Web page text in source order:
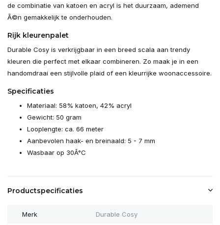
de combinatie van katoen en acryl is het duurzaam, ademend
Ã©n gemakkelijk te onderhouden.
Rijk kleurenpalet
Durable Cosy is verkrijgbaar in een breed scala aan trendy
kleuren die perfect met elkaar combineren. Zo maak je in een
handomdraai een stijlvolle plaid of een kleurrijke woonaccessoire.
Specificaties
Materiaal: 58% katoen, 42% acryl
Gewicht: 50 gram
Looplengte: ca. 66 meter
Aanbevolen haak- en breinaald: 5 - 7 mm
Wasbaar op 30Â°C
Productspecificaties
Merk Durable Cosy